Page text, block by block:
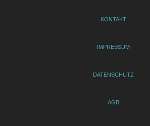
KONTAKT
IMPRESSUM
DATENSCHUTZ
AGB